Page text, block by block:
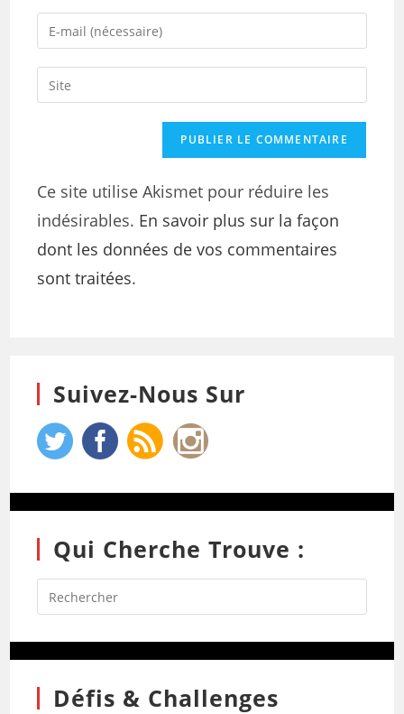
Ce site utilise Akismet pour réduire les
indésirables. En savoir plus sur la façon
dont les données de vos commentaires
sont traitées.
Suivez-Nous Sur
Qui Cherche Trouve :
Défis & Challenges